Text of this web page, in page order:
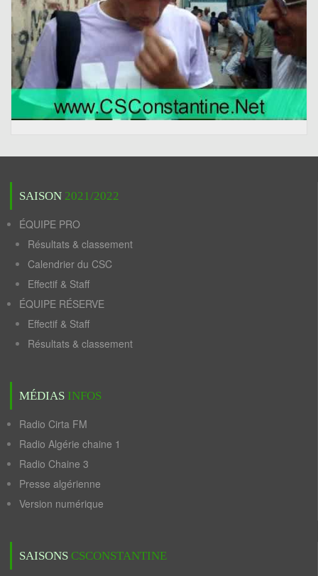
SAISON 2021/2022
ÉQUIPE PRO
Résultats & classement
Calendrier du CSC
Effectif & Staff
ÉQUIPE RÉSERVE
Effectif & Staff
Résultats & classement
MÉDIAS INFOS
Radio Cirta FM
Radio Algérie chaine 1
Radio Chaine 3
Presse algérienne
Version numérique
SAISONS CSCONSTANTINE